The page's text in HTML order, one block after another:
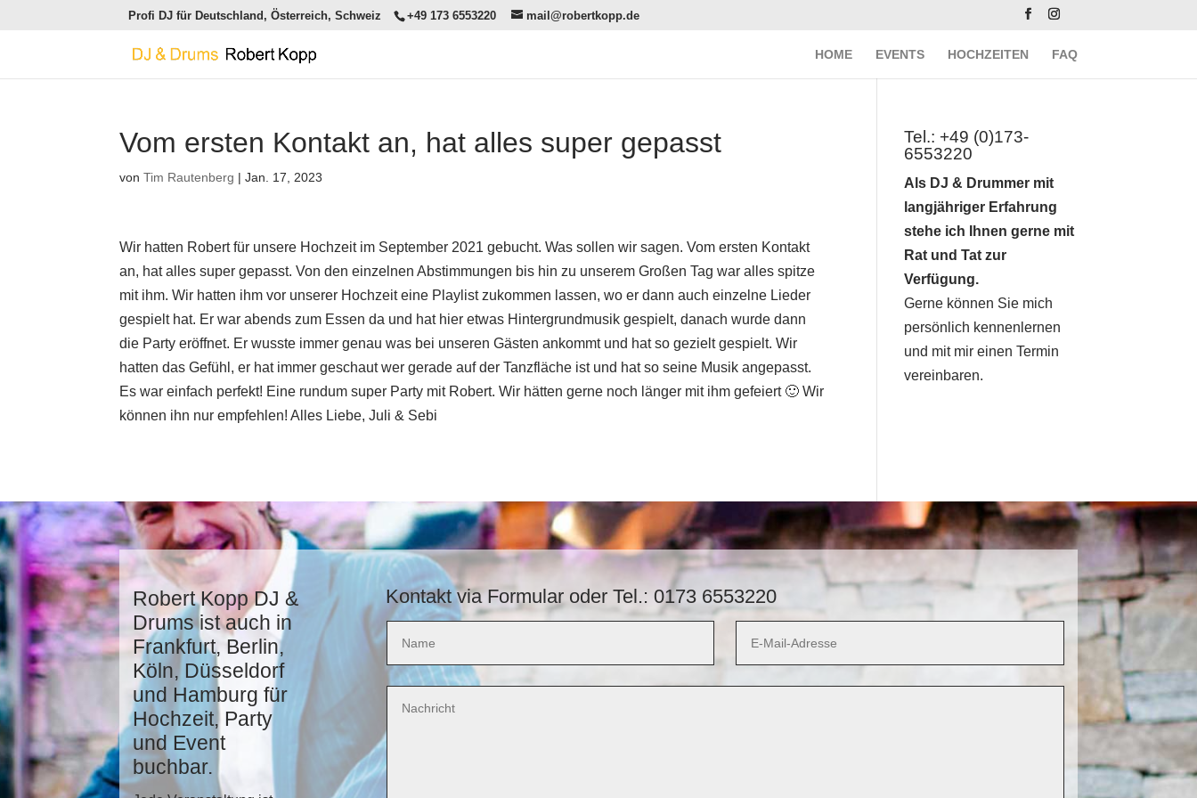
Profi DJ für Deutschland, Österreich, Schweiz +49 173 6553220 mail@robertkopp.de
HOME EVENTS HOCHZEITEN FAQ
Vom ersten Kontakt an, hat alles super gepasst
vonTim Rautenberg |Jan. 17, 2023
Wir hatten Robert für unsere Hochzeit im September 2021 gebucht. Was sollen wir sagen. Vom ersten Kontakt
an, hat alles super gepasst. Von den einzelnen Abstimmungen bis hin zu unserem Großen Tag war alles spitze
mit ihm. Wir hatten ihm vor unserer Hochzeit eine Playlist zukommen lassen, wo er dann auch einzelne Lieder
gespielt hat. Er war abends zum Essen da und hat hier etwas Hintergrundmusik gespielt, danach wurde dann
die Party eröffnet. Er wusste immer genau was bei unseren Gästen ankommt und hat so gezielt gespielt. Wir
hatten das Gefühl, er hat immer geschaut wer gerade auf der Tanzfläche ist und hat so seine Musik angepasst.
Es war einfach perfekt! Eine rundum super Party mit Robert. Wir hätten gerne noch länger mit ihm gefeiert 🙂 Wir
können ihn nur empfehlen! Alles Liebe, Juli & Sebi
Tel.: +49 (0)173-
6553220
Als DJ & Drummer mit
langjähriger Erfahrung
stehe ich Ihnen gerne mit
Rat und Tat zur
Verfügung.
Gerne können Sie mich
persönlich kennenlernen
und mit mir einen Termin
vereinbaren.
Robert Kopp DJ &
Drums ist auch in
Frankfurt, Berlin,
Köln, Düsseldorf
und Hamburg für
Hochzeit, Party
und Event
buchbar.
Kontakt via Formular oder Tel.: 0173 6553220